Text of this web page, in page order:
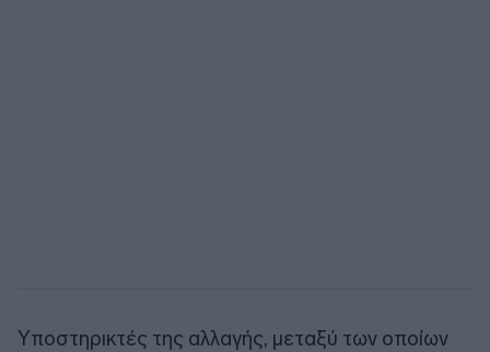
Υποστηρικτές της αλλαγής, μεταξύ των οποίων